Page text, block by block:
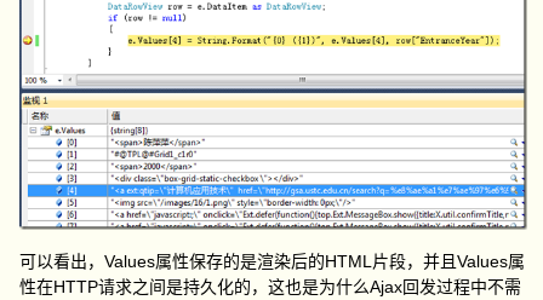
可以看出，Values属性保存的是渲染后的HTML片段，并且Values属
性在HTTP请求之间是持久化的，这也是为什么Ajax回发过程中不需